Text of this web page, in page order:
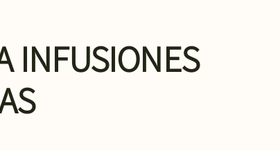
INFUSIONES